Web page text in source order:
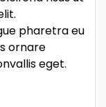
pharetra eu
ornare
eget.